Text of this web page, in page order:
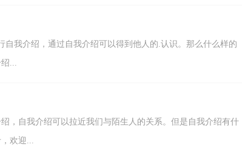
我介绍，通过自我介绍可以得到他人的.认识。那么什么样的
...
，自我介绍可以拉近我们与陌生人的关系。但是自我介绍有什
欢迎...